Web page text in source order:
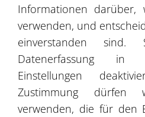
3
Informationen
verwenden, und
einverstanden
Datenerfassung in
Einstellungen
Zustimmung
verwenden, die für den